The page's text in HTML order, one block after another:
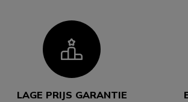
Icon
LAGE PRIJS GARANTIE